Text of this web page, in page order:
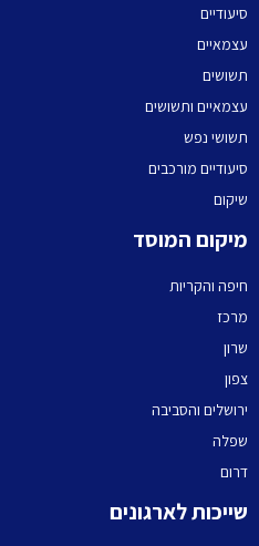
סיעודיים
עצמאיים
תשושים
עצמאיים ותשושים
תשושי נפש
סיעודיים מורכבים
שיקום
מיקום המוסד
חיפה והקריות
מרכז
שרון
צפון
ירושלים והסביבה
שפלה
דרום
שייכות לארגונים